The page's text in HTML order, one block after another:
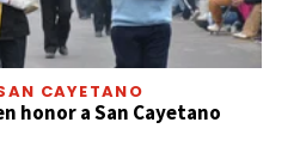
CAYETANO
honor a San Cayetano